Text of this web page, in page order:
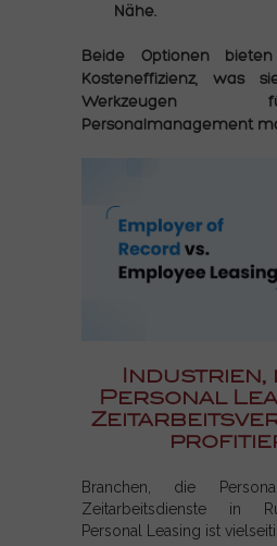
Nähe.
Beide Optionen
Kosteneffizienz, was
Personalmanagement
Industrien,
Personal
Branchen, die
Zeitarbeitsdienste in
Personal Leasing ist